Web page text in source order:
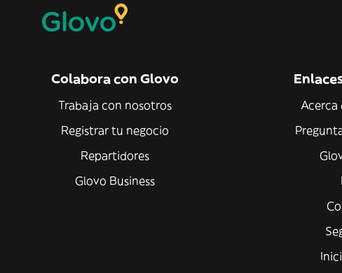
Colabora con Glovo
Trabaja con nosotros
Registrar tu negocio
Repartidores
Glovo Business
Acerca